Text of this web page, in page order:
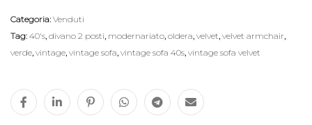
Categoria: Venduti
Tag: 40's, divano 2 posti, modernariato, oldera, velvet, velvet armchair,
verde, vintage, vintage sofa, vintage sofa 40s, vintage sofa velvet